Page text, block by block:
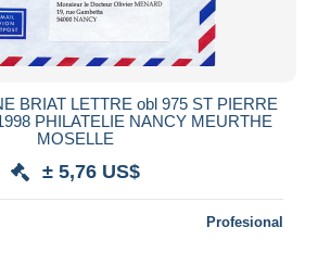
BRIAT LETTRE obl 975 ST PIERRE
PHILATELIE NANCY MEURTHE
MOSELLE
± 5,76 US$
Profesional